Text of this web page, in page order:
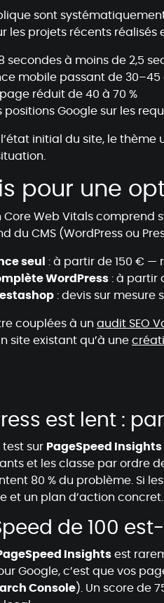
sont
les projets récents
secondes à moins de 2,5
mobile passant de 30–45
réduit de 40 à 70 %
Google sur les
initial du site, le
pour une
Core Web Vitals
du CMS (WordPress ou
seul
: à partir de 150 € —
WordPress : à partir
: devis sur mesure
couplées à un audit SEO
site existant qu’à une
est lent :
sur PageSpeed Insights
et les classe par ordre
80 % du problème. Si
et un plan d’action concret.
de 100
Insights est
Google, c’est que vos
Console). Un score de